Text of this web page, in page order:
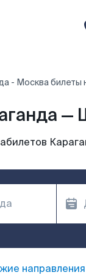
- Москва билеты
—
направления